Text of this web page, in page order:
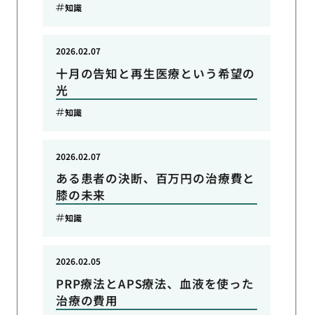
知識
十月の告知と再生医療という希望の
光
2026.02.07
知識
ある患者の決断、百万円の治療費と
膝の未来
2026.02.07
知識
PRP療法とAPS療法、血液を使った
治療の費用
2026.02.05